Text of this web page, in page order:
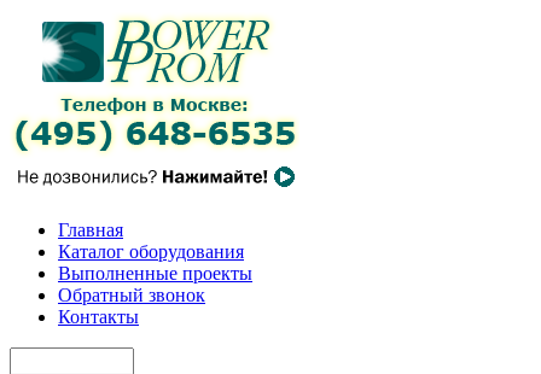
Главная
Каталог оборудования
Выполненные проекты
Обратный звонок
Контакты